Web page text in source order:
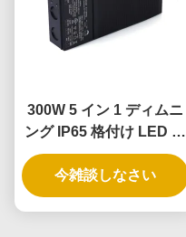
300W 5 イン 1 ディムニ
ング IP65 格付け LED ド
ライバ
今雑談しなさい